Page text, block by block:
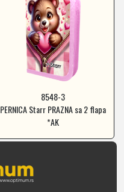
8548-3
PERNICA Starr PRAZNA sa 2 flapa
*AK